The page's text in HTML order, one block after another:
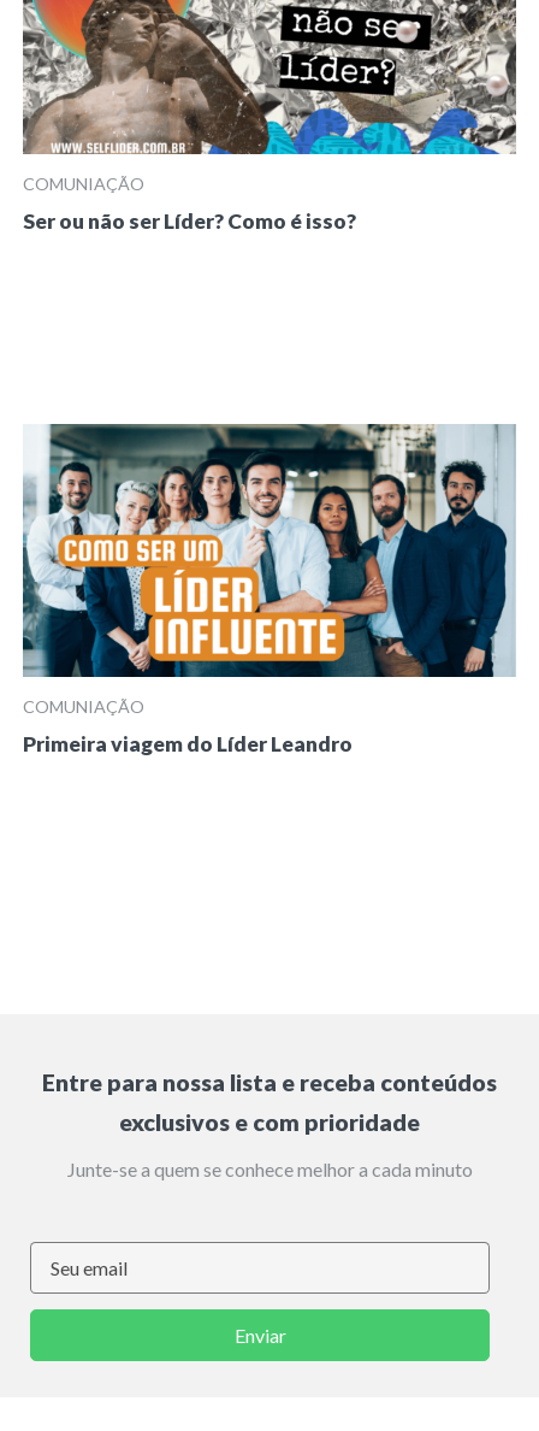
COMUNIAÇÃO
Ser ou não ser Líder? Como é isso?
COMUNIAÇÃO
Primeira viagem do Líder Leandro
Entre para nossa lista e receba conteúdos
exclusivos e com prioridade
Junte-se a quem se conhece melhor a cada minuto
Enviar